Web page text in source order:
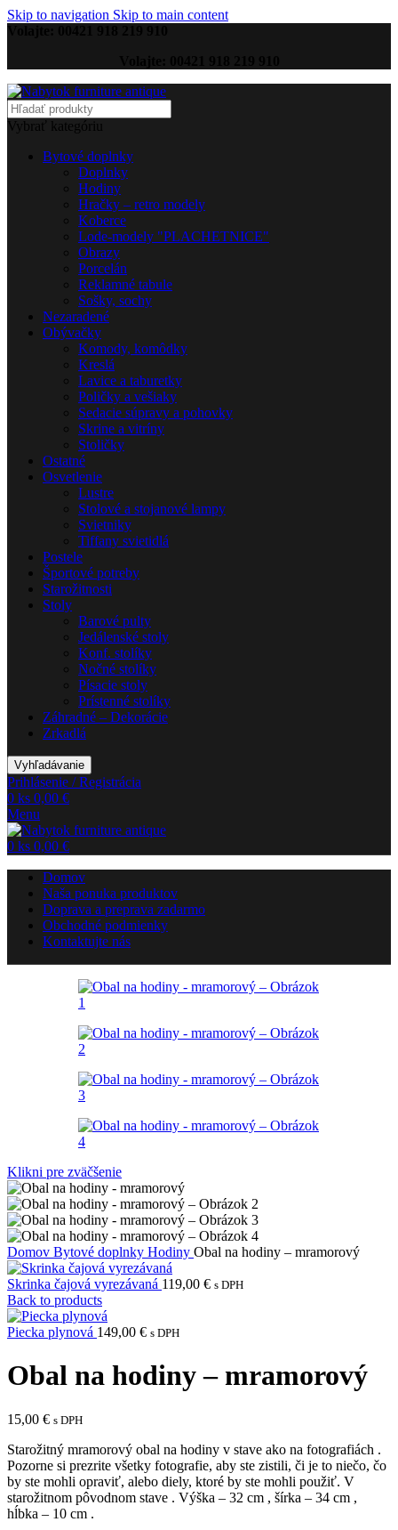
Skip to navigation Skip to main content
Vybrať kategóriu
Bytové doplnky
Doplnky
Hodiny
Hračky – retro modely
Koberce
Lode-modely "PLACHETNICE"
Obrazy
Porcelán
Reklamné tabule
Sošky, sochy
Nezaradené
Obývačky
Komody, komôdky
Kreslá
Lavice a taburetky
Poličky a vešiaky
Sedacie súpravy a pohovky
Skrine a vitríny
Stoličky
Ostatné
Osvetlenie
Lustre
Stolové a stojanové lampy
Svietniky
Tiffany svietidlá
Postele
Športové potreby
Starožitnosti
Stoly
Barové pulty
Jedálenské stoly
Konf. stolíky
Nočné stolíky
Písacie stoly
Prístenné stolíky
Záhradné – Dekorácie
Zrkadlá
Vyhľadávanie
Prihlásenie / Registrácia
0 ks 0,00 €
Menu
0 ks 0,00 €
Domov
Naša ponuka produktov
Doprava a preprava zadarmo
Obchodné podmienky
Kontaktujte nás
Klikni pre zväčšenie
Domov Bytové doplnky Hodiny Obal na hodiny – mramorový
Skrinka čajová vyrezávaná 119,00 € s DPH
Back to products
Piecka plynová 149,00 € s DPH
Obal na hodiny – mramorový
15,00 € s DPH
Starožitný mramorový obal na hodiny v stave ako na fotografiách .
Pozorne si prezrite všetky fotografie, aby ste zistili, či je to niečo, čo
by ste mohli opraviť, alebo diely, ktoré by ste mohli použiť. V
starožitnom pôvodnom stave . Výška – 32 cm , šírka – 34 cm ,
hĺbka – 10 cm .